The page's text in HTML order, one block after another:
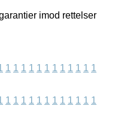
imod rettelser
1 1 1 1 1 1 1 1 1 1 1 1
1 1 1 1 1 1 1 1 1 1 1 1